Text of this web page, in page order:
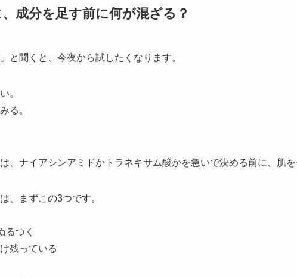
成分を足す前に何が混ざる？
と聞くと、今夜から試したくなります。
。
る。
、ナイアシンアミドかトラネキサム酸かを急いで決める前に、肌
、まずこの3つです。
るつく
残っている